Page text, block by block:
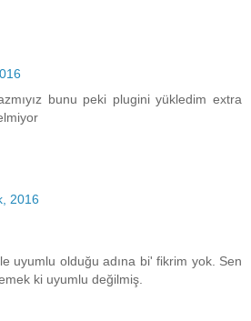
bunu peki plugini yükledim extra
2016
uyumlu olduğu adına bi' fikrim yok. Sen
ki uyumlu değilmiş.